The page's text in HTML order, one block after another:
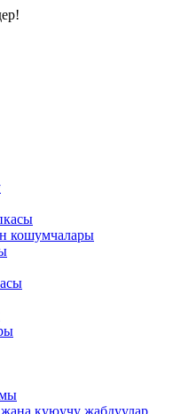
кошумчалары
куюучу жабдуулар